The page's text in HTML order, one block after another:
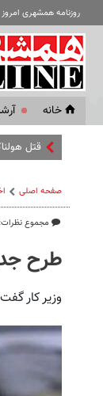
روزنامه همشهری امروز
خانه
قتل هولناک پسر ۲۵
صفحه اصلی
مجموع نظرات: ۲
طرح
وزیر کار